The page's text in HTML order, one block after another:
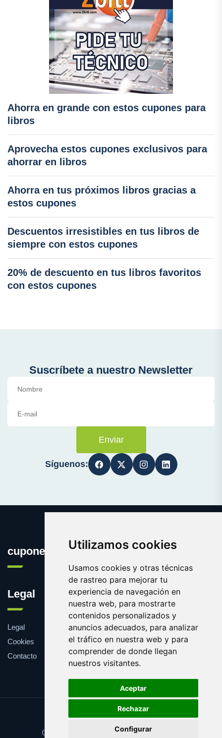
Utilizamos cookies
Usamos cookies y otras técnicas
de rastreo para mejorar tu
experiencia de navegación en
nuestra web, para mostrarte
contenidos personalizados y
anuncios adecuados, para analizar
el tráfico en nuestra web y para
comprender de donde llegan
nuestros visitantes.
Aceptar
Rechazar
Configurar
Ahorra en grande con estos cupones para
libros
Aprovecha estos cupones exclusivos para
ahorrar en libros
Ahorra en tus próximos libros gracias a
estos cupones
Descuentos irresistibles en tus libros de
siempre con estos cupones
20% de descuento en tus libros favoritos
con estos cupones
Suscríbete a nuestro Newsletter
Enviar
Síguenos:
cuponesgratis.es
Legal
Legal
Cookies
Contacto
Update cookies preferences
Copyright © 2025 cuponesgratis.es